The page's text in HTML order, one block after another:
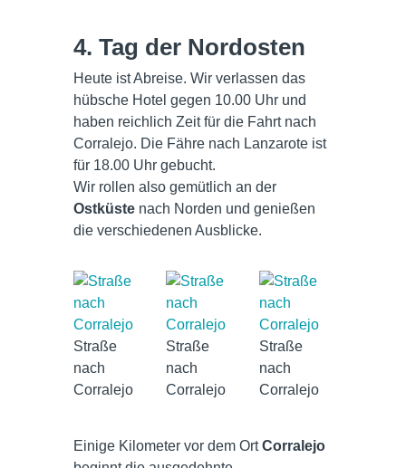
4. Tag der Nordosten
Heute ist Abreise. Wir verlassen das
hübsche Hotel gegen 10.00 Uhr und
haben reichlich Zeit für die Fahrt nach
Corralejo. Die Fähre nach Lanzarote ist
für 18.00 Uhr gebucht.
Wir rollen also gemütlich an der
Ostküstenach Norden und genießen
die verschiedenen Ausblicke.
Straße
nach
Corralejo
Straße
nach
Corralejo
Straße
nach
Corralejo
Einige Kilometer vor dem OrtCorralejo